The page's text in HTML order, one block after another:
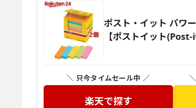
ポスト・イット パワ
【ポストイット(Post-
＼ 只今タイムセール中 ／
楽天で探す